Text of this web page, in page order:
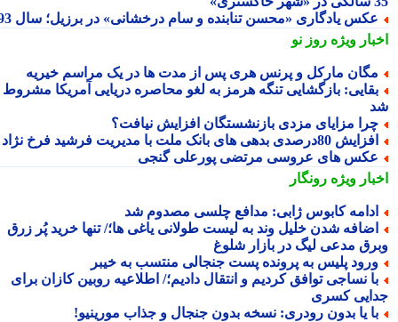
یادگاری «محسن تنابنده و سام درخشانی» در برزیل؛ سال 93
ویژهروز نو
مارکل و پرنس هری پس از مدت ها در یک مراسم خیریه
بازگشایی تنگه هرمز به لغو محاصره دریایی آمریکا مشروط
مزایای مزدی بازنشستگان افزایش نیافت؟
80درصدی بدهی های بانک ملت با مدیریت فرشید فرخ نژاد
های عروسی مرتضی پورعلی گنجی
ویژهرونگار
کابوس ژابی: مدافع چلسی مصدوم شد
شدن خلیل وند به لیست طولانی یاغی ها؛/ تنها خرید پُر زرق
مدعی لیگ در بازار شلوغ
پلیس به پرونده پست جنجالی منتسب به خیبر
نساجی توافق کردیم و انتقال دادیم؛/ اطلاعیه روبین کازان برای
کسری
یا بدون رودری: نسخه بدون جنجال و جذاب مورینیو!